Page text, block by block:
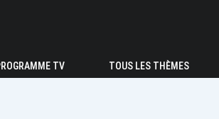
TV TOUS LES THÈMES